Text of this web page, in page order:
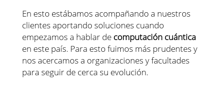
En esto estábamos acompañando a nuestros
clientes aportando soluciones cuando
empezamos a hablar de computación cuántica
en este país. Para esto fuimos más prudentes y
nos acercamos a organizaciones y facultades
para seguir de cerca su evolución.